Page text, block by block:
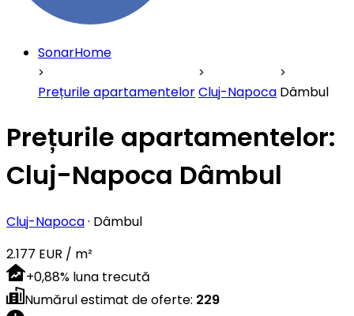
SonarHome
Prețurile apartamentelorCluj-Napoca Dâmbul
Prețurile apartamentelor:
Cluj-Napoca Dâmbul
Cluj-Napoca· Dâmbul
2.177 EUR / m²
+0,88% luna trecută
Numărul estimat de oferte: 229